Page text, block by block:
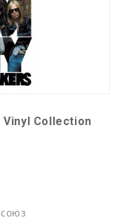
Vinyl Collection